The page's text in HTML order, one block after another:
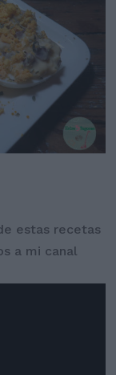
estas recetas
a mi canal